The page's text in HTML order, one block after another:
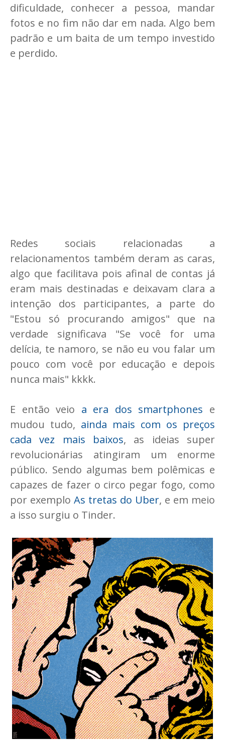
dificuldade, conhecer a pessoa, mandar
fotos e no fim não dar em nada. Algo bem
padrão e um baita de um tempo investido
e perdido.
Redes sociais relacionadas a
relacionamentos também deram as caras,
algo que facilitava pois afinal de contas já
eram mais destinadas e deixavam clara a
intenção dos participantes, a parte do
"Estou só procurando amigos" que na
verdade significava "Se você for uma
delícia, te namoro, se não eu vou falar um
pouco com você por educação e depois
nunca mais" kkkk.
E então veio a era dos smartphones e
mudou tudo, ainda mais com os preços
cada vez mais baixos, as ideias super
revolucionárias atingiram um enorme
público. Sendo algumas bem polêmicas e
capazes de fazer o circo pegar fogo, como
por exemplo As tretas do Uber, e em meio
a isso surgiu o Tinder.